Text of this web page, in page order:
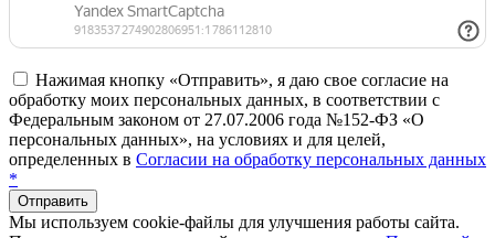
Нажимая кнопку «Отправить», я даю свое согласие на
обработку моих персональных данных, в соответствии с
Федеральным законом от 27.07.2006 года №152-ФЗ «О
персональных данных», на условиях и для целей,
определенных в Согласии на обработку персональных данных
*
Отправить
Мы используем cookie-файлы для улучшения работы сайта.